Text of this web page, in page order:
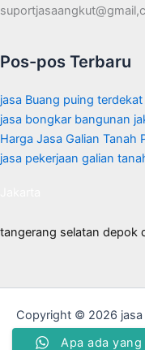
Pos-pos Terbaru
jasa Buang puing terdekat
jasa bongkar bangunan
Harga Jasa Galian Tanah
jasa pekerjaan galian
tangerang selatan depok
Copyright © 2026
Apa ada